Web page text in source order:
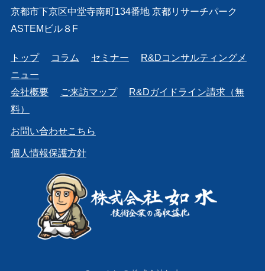
京都市下京区中堂寺南町134番地 京都リサーチパーク
ASTEMビル８F
トップ コラム セミナー
R&Dコンサルティングメ
ニュー
会社概要
ご来訪マップ
R&Dガイドライン請求（無
料）
お問い合わせこちら
個人情報保護方針